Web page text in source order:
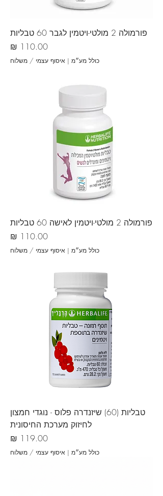
פורמולה 2 מולטי-ויטמין לגבר 60 טבליות
מחיר
כולל מע״מ | איסוף עצמי / משלוח
פורמולה 2 מולטי-ויטמין לאישה 60 טבליות
מחיר
כולל מע״מ | איסוף עצמי / משלוח
טבליות (60) שיזנדרה פלוס - נוגדי חמצון
לחיזוק מערכת החיסונית
מחיר
כולל מע״מ | איסוף עצמי / משלוח